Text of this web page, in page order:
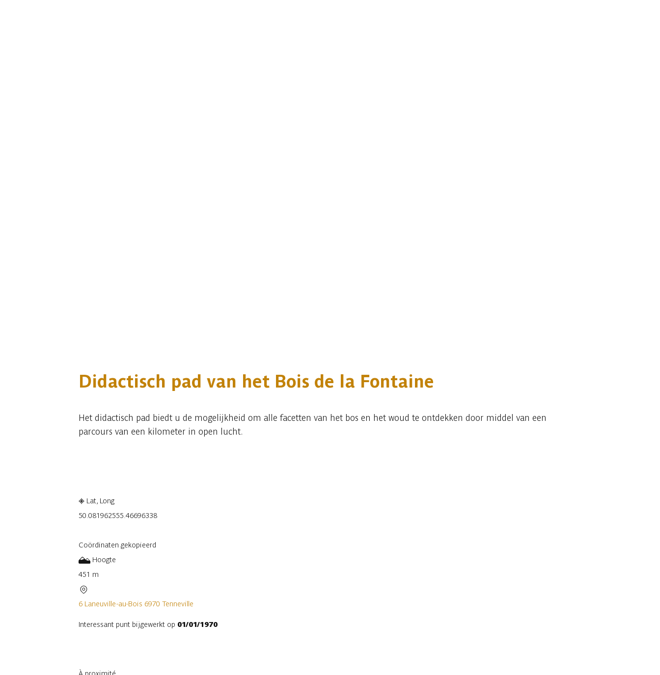
Didactisch pad van het Bois de la Fontaine
Het didactisch pad biedt u de mogelijkheid om alle facetten van het bos en het woud te ontdekken door middel van een
parcours van een kilometer in open lucht.
Lat, Long
50.081962555.46696338
Coördinaten gekopieerd
Hoogte
451 m
6 Laneuville-au-Bois 6970 Tenneville
Interessant punt bijgewerkt op 01/01/1970